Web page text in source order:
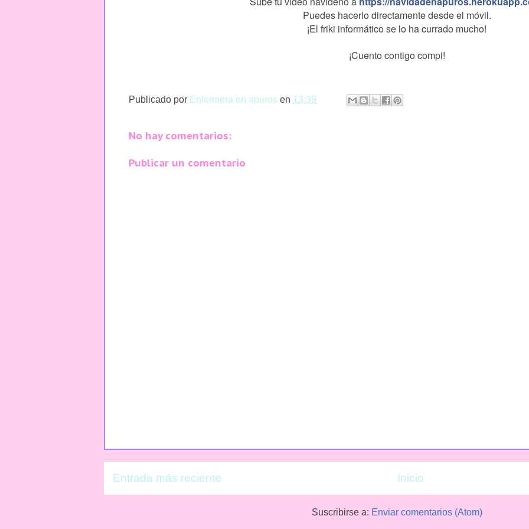
Puedes hacerlo directamente desde el móvil.
¡El friki informático se lo ha currado mucho!
¡Cuento contigo compi!
Publicado por Enfermera en apuros en 13:39
No hay comentarios:
Publicar un comentario
Entrada más reciente Inicio
Suscribirse a: Enviar comentarios (Atom)